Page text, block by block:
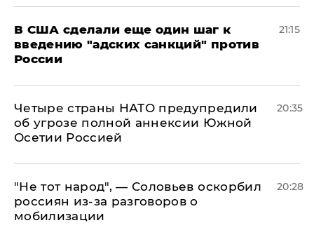
В США сделали еще один шаг к
введению "адских санкций" против
России
21:15
Четыре страны НАТО предупредили
об угрозе полной аннексии Южной
Осетии Россией
20:35
​"Не тот народ", — Соловьев оскорбил
россиян из-за разговоров о
мобилизации
20:28